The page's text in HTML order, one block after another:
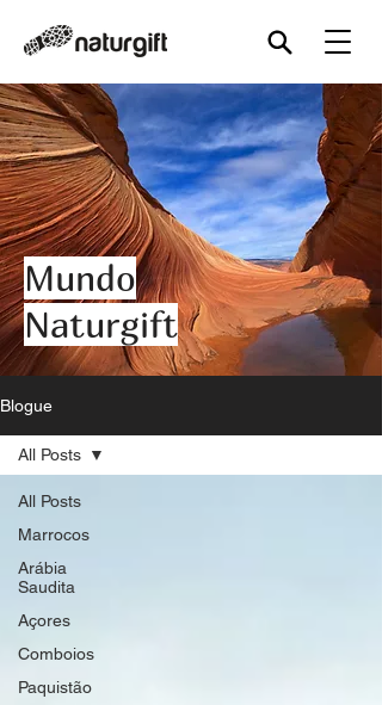
Mundo
Naturgift
Blogue
All Posts
Marrocos
Arábia
Saudita
Açores
Comboios
Paquistão
All Posts